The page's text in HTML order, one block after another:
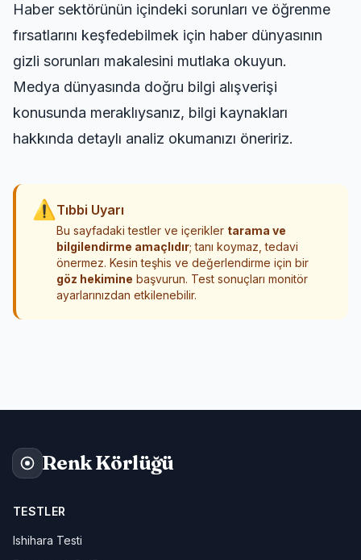
Haber sektörünün içindeki sorunları ve öğrenme
fırsatlarını keşfedebilmek için haber dünyasının
gizli sorunları makalesini mutlaka okuyun.
Medya dünyasında doğru bilgi alışverişi
konusunda meraklıysanız, bilgi kaynakları
hakkında detaylı analiz okumanızı öneririz.
⚠ Tıbbi Uyarı
Bu sayfadaki testler ve içerikler tarama ve
bilgilendirme amaçlıdır; tanı koymaz, tedavi
önermez. Kesin teşhis ve değerlendirme için bir
göz hekimine başvurun. Test sonuçları monitör
ayarlarınızdan etkilenebilir.
Renk Körlüğü
TESTLER
Ishihara Testi